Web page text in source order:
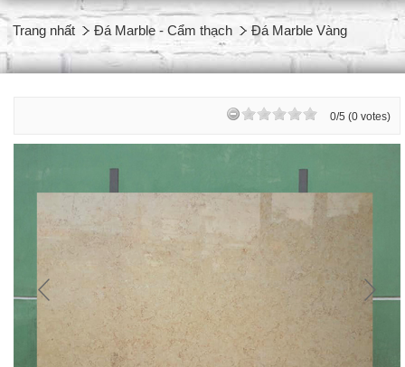
Trang nhất Đá Marble - Cẩm thạch Đá Marble Vàng
0/5 (0 votes)